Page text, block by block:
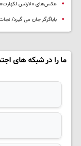
عکس‌های «لارنس
باباگرگر جان می گیرد/
ما را در شبکه های